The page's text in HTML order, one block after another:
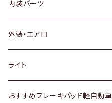
内装パーツ
トヨタ
ホンダ
スズキ
外装・エアロ
トヨタ
ホンダ
ライト
トヨタ
おすすめブレーキパッド軽自動車